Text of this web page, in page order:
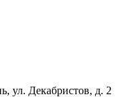
ул. Декабристов, д. 2